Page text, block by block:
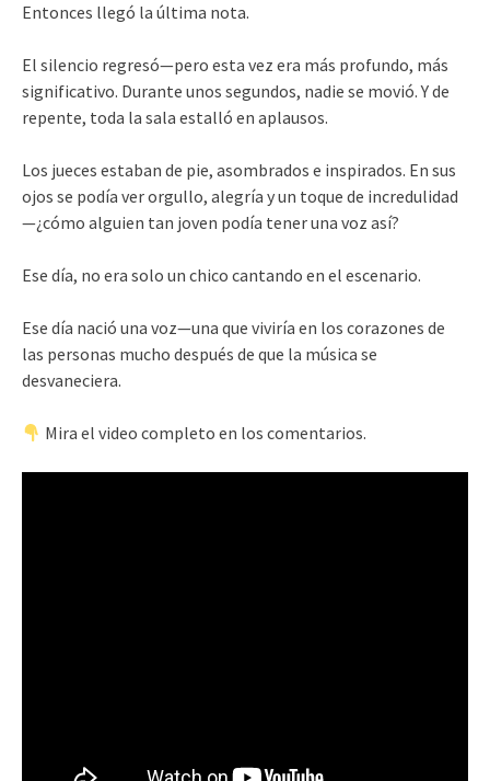
Entonces llegó la última nota.
El silencio regresó—pero esta vez era más profundo, más
significativo. Durante unos segundos, nadie se movió. Y de
repente, toda la sala estalló en aplausos.
Los jueces estaban de pie, asombrados e inspirados. En sus
ojos se podía ver orgullo, alegría y un toque de incredulidad
—¿cómo alguien tan joven podía tener una voz así?
Ese día, no era solo un chico cantando en el escenario.
Ese día nació una voz—una que viviría en los corazones de
las personas mucho después de que la música se
desvaneciera.
Mira el video completo en los comentarios.